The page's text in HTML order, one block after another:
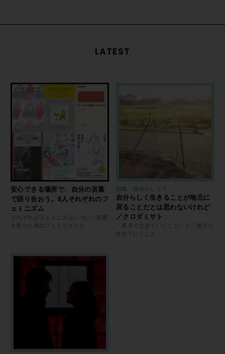
LATEST
安心できる場所で、自分の言葉
で語り合おう。6人それぞれのフ
ェミニズム
それぞれがフェミニズムについて影響
を受けた本のブックリストも
特集：自分らしく？
自分らしく生きることが地元に
戻ることだとは思わないけれど
／クロダミサト
「東京で生きていくこと」と「地方で
生きていくこと」